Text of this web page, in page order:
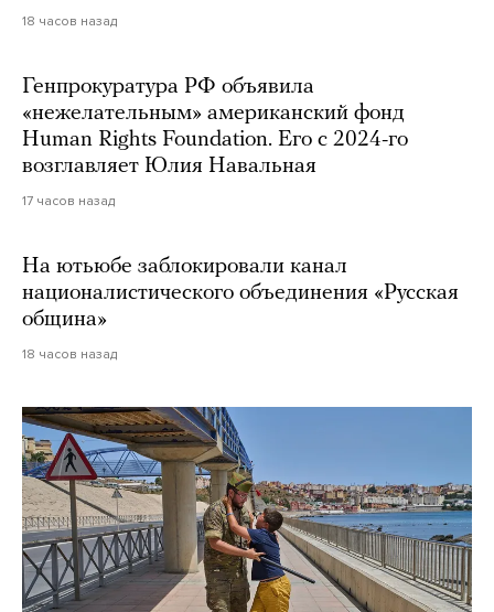
18 часов назад
Генпрокуратура РФ объявила
«нежелательным» американский фонд
Human Rights Foundation. Его с 2024-го
возглавляет Юлия Навальная
17 часов назад
На ютьюбе заблокировали канал
националистического объединения «Русская
община»
18 часов назад